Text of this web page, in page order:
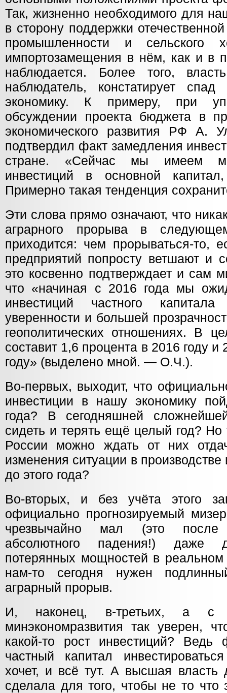
Так, жизненно необходимого для
в сторону поддержки
промышленности и сельского
импортозамещения в нём, как и в
наблюдается. Более того,
наблюдатель, констатирует
экономику. К примеру, при
обсуждении проекта бюджета в
экономического развития РФ А.
подтвердил факт замедления
стране. «Сейчас мы имеем
инвестиций в основной
Примерно такая тенденция
Эти слова прямо означают, что
аграрного прорыва в
приходится: чем прорываться-то,
предприятий попросту ветшают и
это косвенно подтверждает и сам
что «начиная с 2016 года мы
инвестиций частного
уверенности и большей
геополитических отношениях. В
составит 1,6 процента в 2016 году
году» (выделено мной. — О.Ч.).
Во-первых, выходит, что
инвестиции в нашу экономику
года? В сегодняшней
сидеть и терять ещё целый год? Но
России можно ждать от них
изменения ситуации в
до этого года?
Во-вторых, и без учёта этого
официально прогнозируемый
чрезвычайно мал (это после
абсолютного падения!) даже
потерянных мощностей в реальном
нам-то сегодня нужен
аграрный прорыв.
И, наконец, в-третьих, а с
минэкономразвития так уверен,
какой-то рост инвестиций? Ведь
частный капитал
хочет, и всё тут. А высшая власть
сделала для того, чтобы не то что